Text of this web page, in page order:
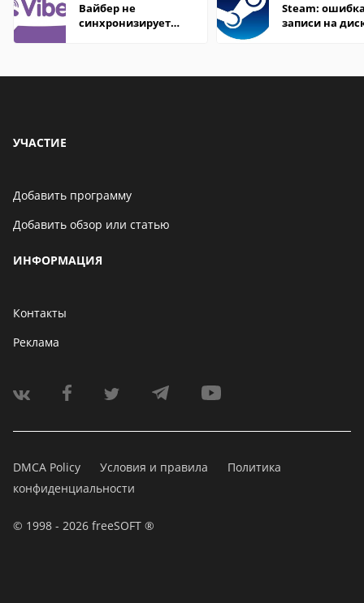
Вайбер не
синхронизирует
Steam:
записи на
УЧАСТИЕ
Добавить программу
Добавить обзор или статью
ИНФОРМАЦИЯ
Контакты
Реклама
DMCA Policy Условия и правила
Политика
конфиденциальности
© 1998 - 2026 freeSOFT ®